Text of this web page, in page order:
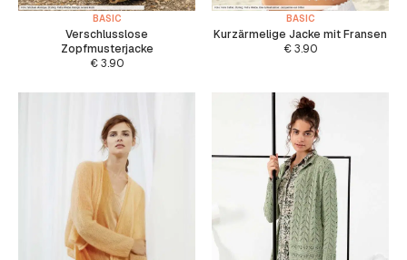
BASIC
Verschlusslose
Zopfmusterjacke
€3.90
BASIC
Kurzärmelige Jacke mit Fransen
€3.90